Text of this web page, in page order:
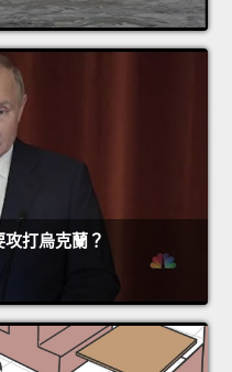
攻打烏克蘭？